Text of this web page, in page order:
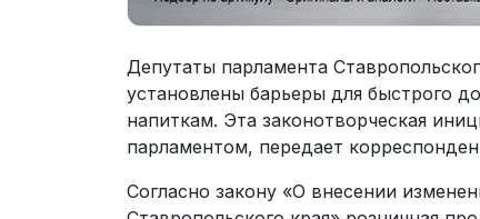
Депутаты парламента
установлены барьеры для быстрого
напиткам. Эта законотворческая
парламентом, передает
Согласно закону «О внесении